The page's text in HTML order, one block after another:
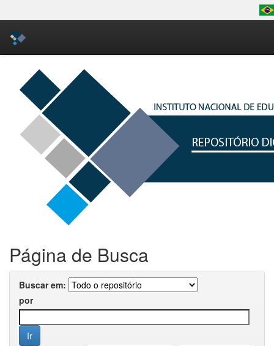
Skip
navigation
Página de Busca
Buscar em:
por